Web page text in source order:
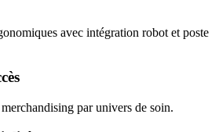
avec intégration robot et poste
par univers de soin.